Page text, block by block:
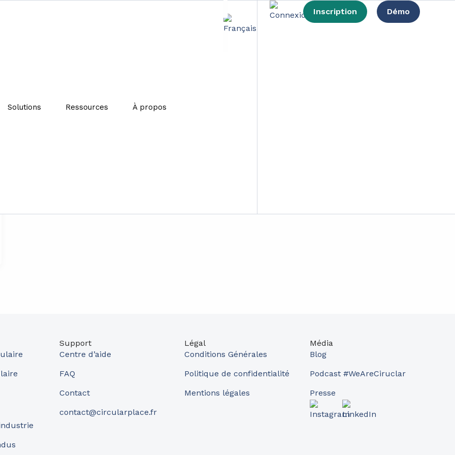
Solutions Ressources À propos
Inscription Démo
Support
Centre d’aide
FAQ
Contact
contact@circularplace.fr
Légal
Conditions Générales
Politique de confidentialité
Mentions légales
Média
Blog
Podcast #WeAreCiruclar
Presse